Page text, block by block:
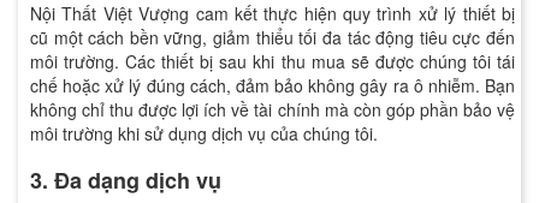
Nội Thất Việt Vượng cam kết thực hiện quy trình xử lý thiết bị
cũ một cách bền vững, giảm thiểu tối đa tác động tiêu cực đến
môi trường. Các thiết bị sau khi thu mua sẽ được chúng tôi tái
chế hoặc xử lý đúng cách, đảm bảo không gây ra ô nhiễm. Bạn
không chỉ thu được lợi ích về tài chính mà còn góp phần bảo vệ
môi trường khi sử dụng dịch vụ của chúng tôi.
3. Đa dạng dịch vụ